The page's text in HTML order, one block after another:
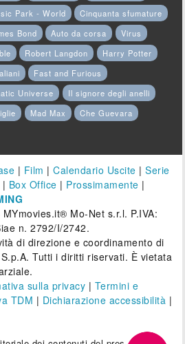
Park - World
Cinquanta sfumature
Bond Auto da corsa
Virus
Robert Langdon
Harry Potter
Fast and Furious
Universe
Il signore degli anelli
Mad Max
Che Guevara
| Film |Calendario Uscite |Serie
| Box Office | Prossimamente |
Mo-Net s.r.l. P.IVA:
n. 2792/I/2742.
di direzione e coordinamento di
Tutti i diritti riservati. È vietata
sulla privacy | Termini e
TDM | Dichiarazione accessibilità |